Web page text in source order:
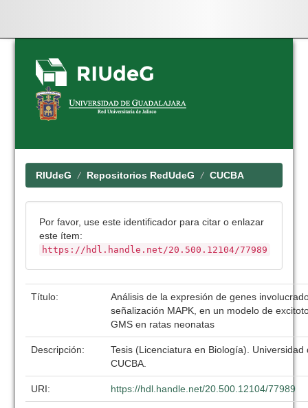
Skip
navigation
RIUdeG Repositorios RedUdeG CUCBA
Por favor, use este identificador para citar o enlazar
este ítem:
https://hdl.handle.net/20.500.12104/77989
Título:
Análisis de la expresión de genes
señalización MAPK, en un modelo de
GMS en ratas neonatas
Descripción:
Tesis (Licenciatura en Biología). Universidad
CUCBA.
URI: https://hdl.handle.net/20.500.12104/77989